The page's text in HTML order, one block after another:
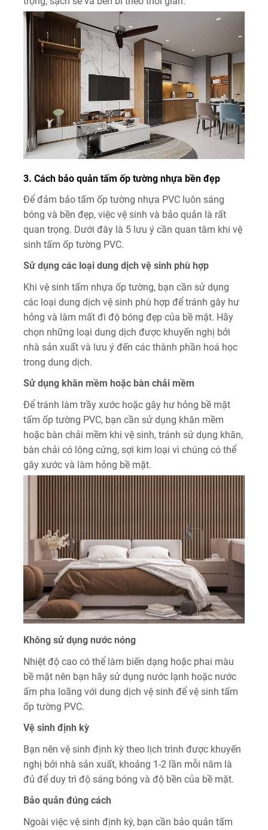
3. Cách bảo quản tấm ốp tường nhựa bền đẹp
Để đảm bảo tấm ốp tường nhựa PVC luôn sáng
bóng và bền đẹp, việc vệ sinh và bảo quản là rất
quan trọng. Dưới đây là 5 lưu ý cần quan tâm khi vệ
sinh tấm ốp tường PVC.
Sử dụng các loại dung dịch vệ sinh phù hợp
Khi vệ sinh tấm nhựa ốp tường, bạn cần sử dụng
các loại dung dịch vệ sinh phù hợp để tránh gây hư
hỏng và làm mất đi độ bóng đẹp của bề mặt. Hãy
chọn những loại dung dịch được khuyến nghị bởi
nhà sản xuất và lưu ý đến các thành phần hoá học
trong dung dịch.
Sử dụng khăn mềm hoặc bàn chải mềm
Để tránh làm trầy xước hoặc gây hư hỏng bề mặt
tấm ốp tường PVC, bạn cần sử dụng khăn mềm
hoặc bàn chải mềm khi vệ sinh, tránh sử dụng khăn,
bàn chải có lông cứng, sợi kim loại vì chúng có thể
gây xước và làm hỏng bề mặt.
Không sử dụng nước nóng
Nhiệt độ cao có thể làm biến dạng hoặc phai màu
bề mặt nên bạn hãy sử dụng nước lạnh hoặc nước
ấm pha loãng với dung dịch vệ sinh để vệ sinh tấm
ốp tường PVC.
Vệ sinh định kỳ
Bạn nên vệ sinh định kỳ theo lịch trình được khuyến
nghị bởi nhà sản xuất, khoảng 1-2 lần mỗi năm là
đủ để duy trì độ sáng bóng và độ bền của bề mặt.
Bảo quản đúng cách
Ngoài việc vệ sinh định kỳ, bạn cần bảo quản tấm